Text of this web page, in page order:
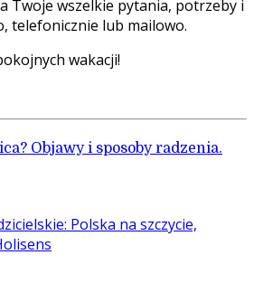
Twoje wszelkie pytania, potrzeby i
telefonicznie lub mailowo.
wakacji!
Objawy i sposoby radzenia.